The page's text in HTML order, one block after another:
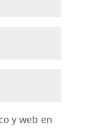
y web en